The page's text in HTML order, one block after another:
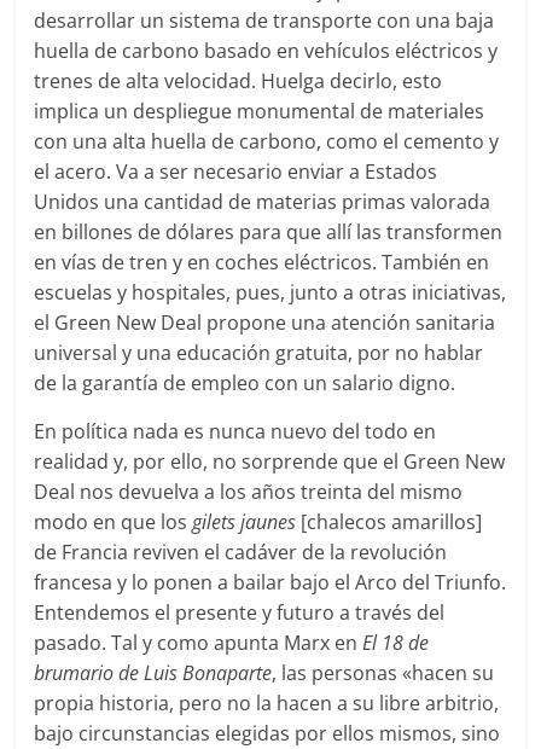
desarrollar un sistema de transporte con una baja
huella de carbono basado en vehículos eléctricos y
trenes de alta velocidad. Huelga decirlo, esto
implica un despliegue monumental de materiales
con una alta huella de carbono, como el cemento y
el acero. Va a ser necesario enviar a Estados
Unidos una cantidad de materias primas valorada
en billones de dólares para que allí las transformen
en vías de tren y en coches eléctricos. También en
escuelas y hospitales, pues, junto a otras iniciativas,
el Green New Deal propone una atención sanitaria
universal y una educación gratuita, por no hablar
de la garantía de empleo con un salario digno.
En política nada es nunca nuevo del todo en
realidad y, por ello, no sorprende que el Green New
Deal nos devuelva a los años treinta del mismo
modo en que losgilets jaunes [chalecos amarillos]
de Francia reviven el cadáver de la revolución
francesa y lo ponen a bailar bajo el Arco del Triunfo.
Entendemos el presente y futuro a través del
pasado. Tal y como apunta Marx enEl 18 de
brumario de Luis Bonaparte, las personas «hacen su
propia historia, pero no la hacen a su libre arbitrio,
bajo circunstancias elegidas por ellos mismos, sino